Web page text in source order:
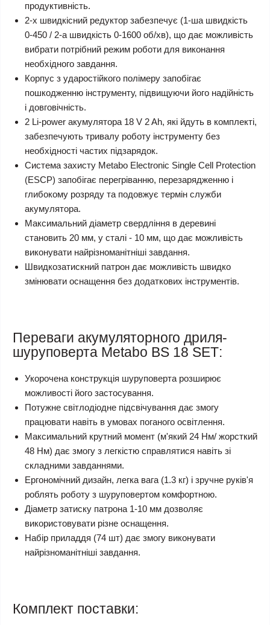
продуктивність.
2-х швидкісний редуктор забезпечує (1-ша швидкість
0-450 / 2-а швидкість 0-1600 об/хв), що дає можливість
вибрати потрібний режим роботи для виконання
необхідного завдання.
Корпус з ударостійкого полімеру запобігає
пошкодженню інструменту, підвищуючи його надійність
і довговічність.
2 Li-power акумулятора 18 V 2 Ah, які йдуть в комплекті,
забезпечують тривалу роботу інструменту без
необхідності частих підзарядок.
Система захисту Metabo Electronic Single Cell Protection
(ESCP) запобігає перегріванню, перезарядженню і
глибокому розряду та подовжує термін служби
акумулятора.
Максимальний діаметр свердління в деревині
становить 20 мм, у сталі - 10 мм, що дає можливість
виконувати найрізноманітніші завдання.
Швидкозатискний патрон дає можливість швидко
змінювати оснащення без додаткових інструментів.
Переваги акумуляторного дриля-
шуруповерта Metabo BS 18 SЕТ:
Укорочена конструкція шуруповерта розширює
можливості його застосування.
Потужне світлодіодне підсвічування дає змогу
працювати навіть в умовах поганого освітлення.
Максимальний крутний момент (м'який 24 Нм/ жорсткий
48 Нм) дає змогу з легкістю справлятися навіть зі
складними завданнями.
Ергономічний дизайн, легка вага (1.3 кг) і зручне руків'я
роблять роботу з шуруповертом комфортною.
Діаметр затиску патрона 1-10 мм дозволяє
використовувати різне оснащення.
Набір приладдя (74 шт) дає змогу виконувати
найрізноманітніші завдання.
Комплект поставки: